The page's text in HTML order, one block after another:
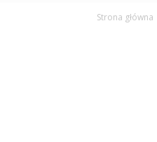
Strona główna